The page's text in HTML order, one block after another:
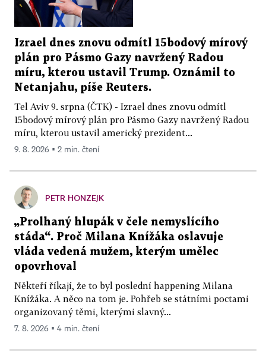
Izrael dnes znovu odmítl 15bodový mírový
plán pro Pásmo Gazy navržený Radou
míru, kterou ustavil Trump. Oznámil to
Netanjahu, píše Reuters.
Tel Aviv 9. srpna (ČTK) - Izrael dnes znovu odmítl
15bodový mírový plán pro Pásmo Gazy navržený Radou
míru, kterou ustavil americký prezident...
9. 8. 2026 ▪ 2 min. čtení
PETR HONZEJK
„Prolhaný hlupák v čele nemyslícího
stáda“. Proč Milana Knížáka oslavuje
vláda vedená mužem, kterým umělec
opovrhoval
Někteří říkají, že to byl poslední happening Milana
Knížáka. A něco na tom je. Pohřeb se státními poctami
organizovaný těmi, kterými slavný...
7. 8. 2026 ▪ 4 min. čtení